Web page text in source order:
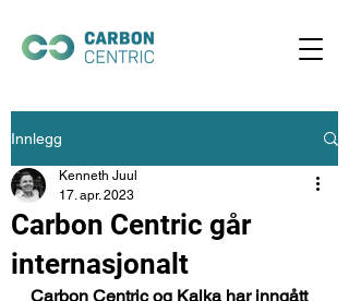
Innlegg
Carbon Centric går
internasjonalt
Kenneth Juul
17. apr. 2023
Carbon Centric og Kalka har inngått